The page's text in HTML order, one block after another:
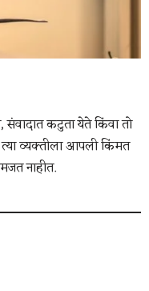
संवादात कटुता येते किंवा तो
व्यक्तीला आपली किंमत
नाहीत.